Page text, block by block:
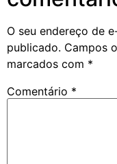
O seu endereço de
publicado. Campos
marcados com *
Comentário *